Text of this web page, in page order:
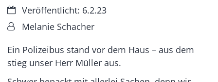
Datum:Veröffentlicht: 6.2.23
Von:Melanie Schacher
Ein Polizeibus stand vor dem Haus – aus dem
stieg unser Herr Müller aus.